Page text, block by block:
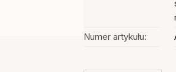
Numer artykułu: